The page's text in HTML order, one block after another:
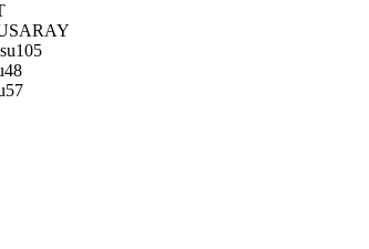
105
48
57